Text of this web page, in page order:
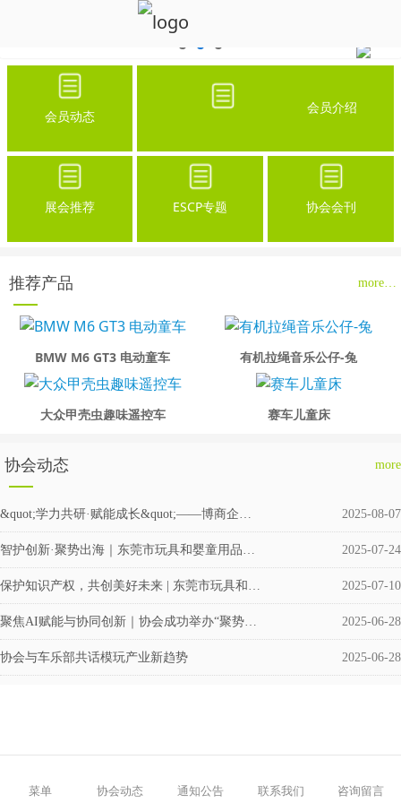
会员动态
会员介绍
展会推荐 ESCP专题 协会会刊
推荐产品 more…
BMW M6 GT3 电动童车 有机拉绳音乐公仔-兔
大众甲壳虫趣味遥控车 赛车儿童床
协会动态 more
&quot;学力共研·赋能成长&quot;——博商企业交流会圆满举行 2025-08-07
智护创新·聚势出海｜东莞市玩具和婴童用品企业涉外知识产权交流会成功举办 2025-07-24
保护知识产权，共创美好未来 | 东莞市玩具和婴童用品协会积极筹备成立维权援助工作站 2025-07-10
聚焦AI赋能与协同创新｜协会成功举办“聚势·共赢”企业交流活动 2025-06-28
协会与车乐部共话模玩产业新趋势 2025-06-28
菜单 协会动态 通知公告 联系我们 咨询留言